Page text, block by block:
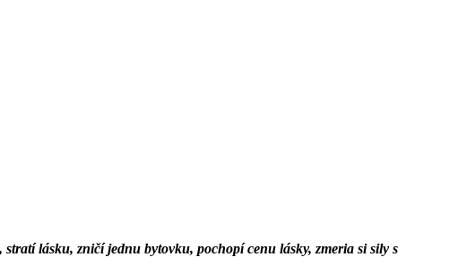
lásku, zničí jednu bytovku, pochopí cenu lásky, zmeria si sily s